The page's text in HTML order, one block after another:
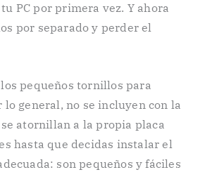
PC por primera vez. Y ahora
por separado y perder el
pequeños tornillos para
lo general, no se incluyen con la
atornillan a la propia placa
hasta que decidas instalar el
son pequeños y fáciles